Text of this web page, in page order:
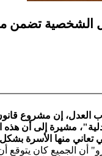
الشخصية تضمن
إن مشروع
مشيرة إلى أن هذه
تعاني منها الأسرة
أن الجميع كان يتوقع